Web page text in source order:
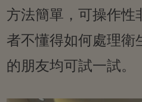
方法簡單，可操作性
者不懂得如何處理衛
的朋友均可試一試。